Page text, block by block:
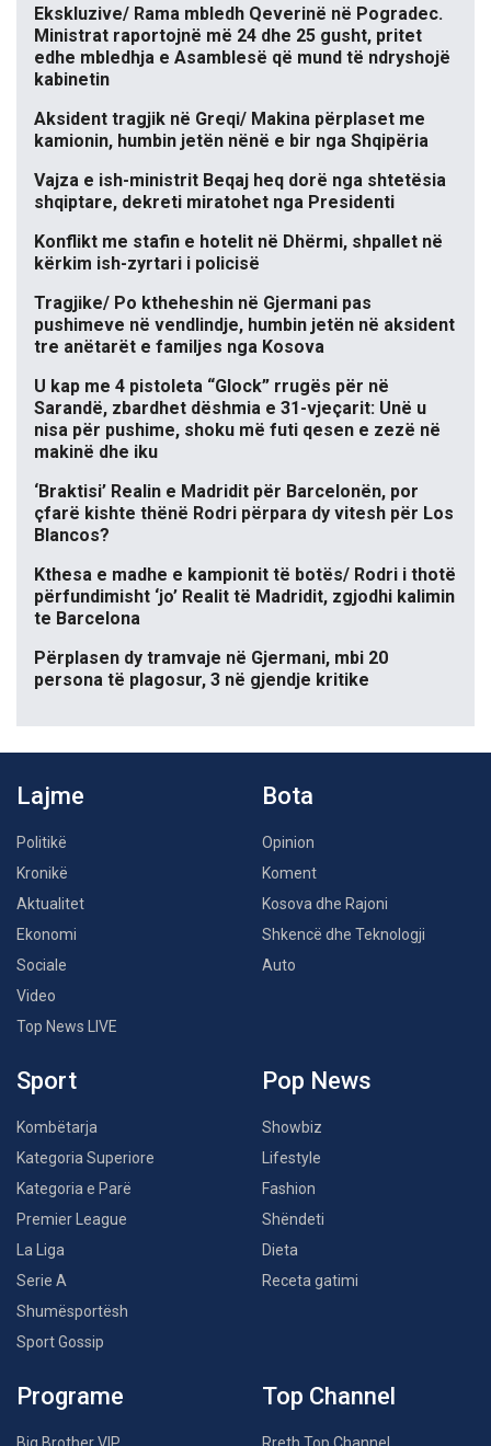
Ekskluzive/ Rama mbledh Qeverinë në Pogradec.
Ministrat raportojnë më 24 dhe 25 gusht, pritet
edhe mbledhja e Asamblesë që mund të ndryshojë
kabinetin
Aksident tragjik në Greqi/ Makina përplaset me
kamionin, humbin jetën nënë e bir nga Shqipëria
Vajza e ish-ministrit Beqaj heq dorë nga shtetësia
shqiptare, dekreti miratohet nga Presidenti
Konflikt me stafin e hotelit në Dhërmi, shpallet në
kërkim ish-zyrtari i policisë
Tragjike/ Po ktheheshin në Gjermani pas
pushimeve në vendlindje, humbin jetën në aksident
tre anëtarët e familjes nga Kosova
U kap me 4 pistoleta “Glock” rrugës për në
Sarandë, zbardhet dëshmia e 31-vjeçarit: Unë u
nisa për pushime, shoku më futi qesen e zezë në
makinë dhe iku
‘Braktisi’ Realin e Madridit për Barcelonën, por
çfarë kishte thënë Rodri përpara dy vitesh për Los
Blancos?
Kthesa e madhe e kampionit të botës/ Rodri i thotë
përfundimisht ‘jo’ Realit të Madridit, zgjodhi kalimin
te Barcelona
Përplasen dy tramvaje në Gjermani, mbi 20
persona të plagosur, 3 në gjendje kritike
Lajme
Politikë
Kronikë
Aktualitet
Ekonomi
Sociale
Video
Top News LIVE
Bota
Opinion
Koment
Kosova dhe Rajoni
Shkencë dhe Teknologji
Auto
Sport
Kombëtarja
Kategoria Superiore
Kategoria e Parë
Premier League
La Liga
Serie A
Shumësportësh
Sport Gossip
Pop News
Showbiz
Lifestyle
Fashion
Shëndeti
Dieta
Receta gatimi
Programe Top Channel